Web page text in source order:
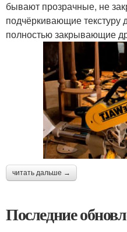
бывают прозрачные, не
подчёркивающие
полностью закрывающие
читать дальше →
Последние